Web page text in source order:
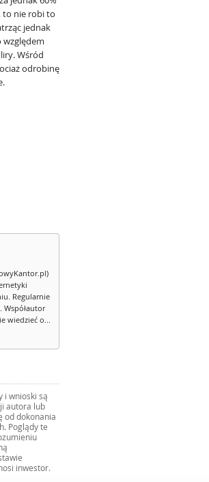
to nie robi to
jednak
względem
Wśród
odrobinę
Regularnie
wiedzieć o...
i wnioski są
autora lub
od dokonania
Poglądy te
inwestor.